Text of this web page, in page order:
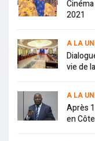
2021
A LA
vie de
A LA
Après
en